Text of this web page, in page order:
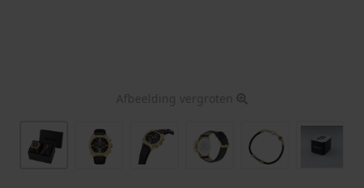
Afbeelding vergroten